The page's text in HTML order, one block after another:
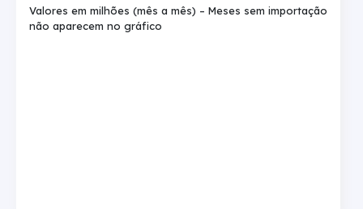
Valores em milhões (mês a mês) – Meses sem importação
não aparecem no gráfico